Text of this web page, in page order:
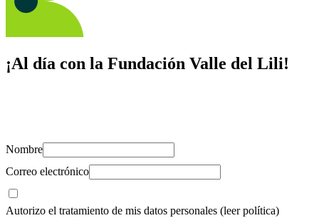
¡Al día con la Fundación Valle del Lili!
Nombre
Correo electrónico
Autorizo el tratamiento de mis datos personales (leer política)